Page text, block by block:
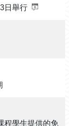
日舉行
程學生提供的免